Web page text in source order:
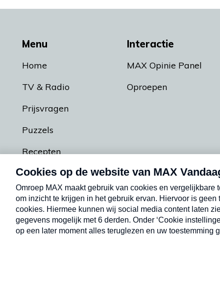
Menu
Home
TV & Radio
Prijsvragen
Puzzels
Recepten
Podcasts
Interactie
MAX Opinie Panel
Oproepen